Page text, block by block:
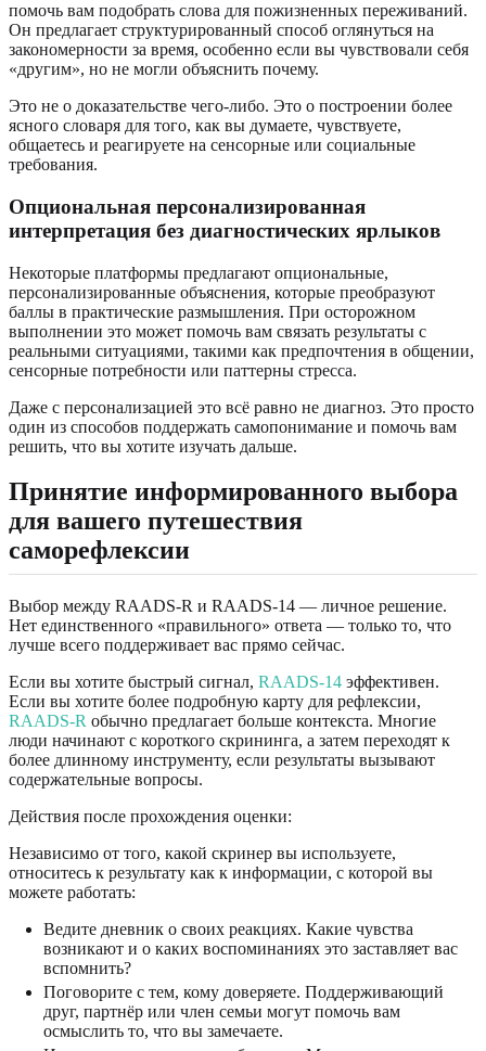
помочь вам подобрать слова для пожизненных переживаний.
Он предлагает структурированный способ оглянуться на
закономерности за время, особенно если вы чувствовали себя
«другим», но не могли объяснить почему.
Это не о доказательстве чего-либо. Это о построении более
ясного словаря для того, как вы думаете, чувствуете,
общаетесь и реагируете на сенсорные или социальные
требования.
Опциональная персонализированная
интерпретация без диагностических ярлыков
Некоторые платформы предлагают опциональные,
персонализированные объяснения, которые преобразуют
баллы в практические размышления. При осторожном
выполнении это может помочь вам связать результаты с
реальными ситуациями, такими как предпочтения в общении,
сенсорные потребности или паттерны стресса.
Даже с персонализацией это всё равно не диагноз. Это просто
один из способов поддержать самопонимание и помочь вам
решить, что вы хотите изучать дальше.
Принятие информированного выбора
для вашего путешествия
саморефлексии
Выбор между RAADS-R и RAADS-14 — личное решение.
Нет единственного «правильного» ответа — только то, что
лучше всего поддерживает вас прямо сейчас.
Если вы хотите быстрый сигнал, RAADS-14 эффективен.
Если вы хотите более подробную карту для рефлексии,
RAADS-R обычно предлагает больше контекста. Многие
люди начинают с короткого скрининга, а затем переходят к
более длинному инструменту, если результаты вызывают
содержательные вопросы.
Действия после прохождения оценки:
Независимо от того, какой скринер вы используете,
относитесь к результату как к информации, с которой вы
можете работать:
Ведите дневник о своих реакциях. Какие чувства
возникают и о каких воспоминаниях это заставляет вас
вспомнить?
Поговорите с тем, кому доверяете. Поддерживающий
друг, партнёр или член семьи могут помочь вам
осмыслить то, что вы замечаете.